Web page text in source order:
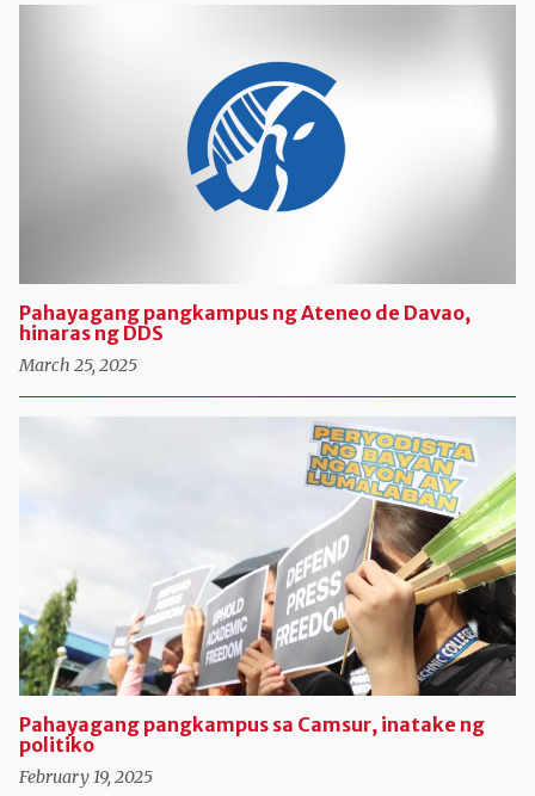
Pahayagang pangkampus ng Ateneo de Davao,
hinaras ng DDS
March 25, 2025
Pahayagang pangkampus sa Camsur, inatake ng
politiko
February 19, 2025